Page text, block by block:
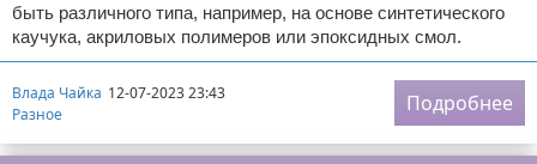
быть различного типа, например, на основе синтетического
каучука, акриловых полимеров или эпоксидных смол.
Влада Чайка 12-07-2023 23:43
Разное
Подробнее